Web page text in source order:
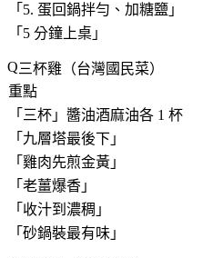
「 5. 蛋回鍋拌勻、加糖鹽 」
「 5 分鐘上桌 」
三杯雞（台灣國民菜）
重點
「三杯」醬油酒麻油各 1 杯
「 九層塔最後下 」
「 雞肉先煎金黃 」
「 老薑爆香 」
「 收汁到濃稠 」
「 砂鍋裝最有味 」